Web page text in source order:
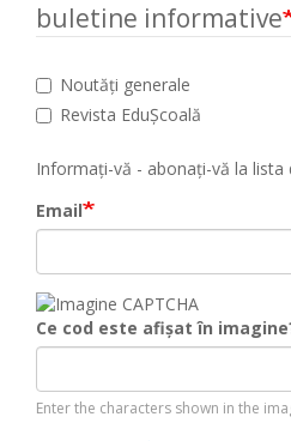
buletine informative
Noutăți generale
Revista EduȘcoală
Informați-vă - abonați-vă la lista
Email
Ce cod este afișat în
Enter the characters shown in the